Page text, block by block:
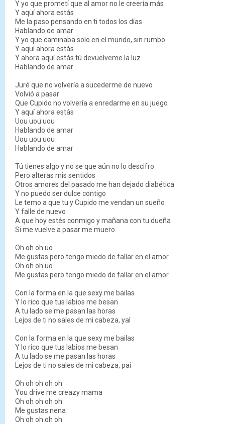
Y yo que prometí que al amor no le creería más
Y aquí ahora estás
Me la paso pensando en ti todos los días
Hablando de amar
Y yo que caminaba solo en el mundo, sin rumbo
Y aquí ahora estás
Y ahora aquí estás tú devuelveme la luz
Hablando de amar
Juré que no volvería a sucederme de nuevo
Volvió a pasar
Que Cupido no volvería a enredarme en su juego
Y aquí ahora estás
Uou uou uou
Hablando de amar
Uou uou uou
Hablando de amar
Tú tienes algo y no se que aún no lo descifro
Pero alteras mis sentidos
Otros amores del pasado me han dejado diabética
Y no puedo ser dulce contigo
Le temo a que tu y Cupido me vendan un sueño
Y falle de nuevo
A que hoy estés conmigo y mañana con tu dueña
Si me vuelve a pasar me muero
Oh oh oh uo
Me gustas pero tengo miedo de fallar en el amor
Oh oh oh uo
Me gustas pero tengo miedo de fallar en el amor
Con la forma en la que sexy me bailas
Y lo rico que tus labios me besan
A tu lado se me pasan las horas
Lejos de ti no sales de mi cabeza, yal
Con la forma en la que sexy me bailas
Y lo rico que tus labios me besan
A tu lado se me pasan las horas
Lejos de ti no sales de mi cabeza, pai
Oh oh oh oh oh
You drive me creazy mama
Oh oh oh oh oh
Me gustas nena
Oh oh oh oh oh